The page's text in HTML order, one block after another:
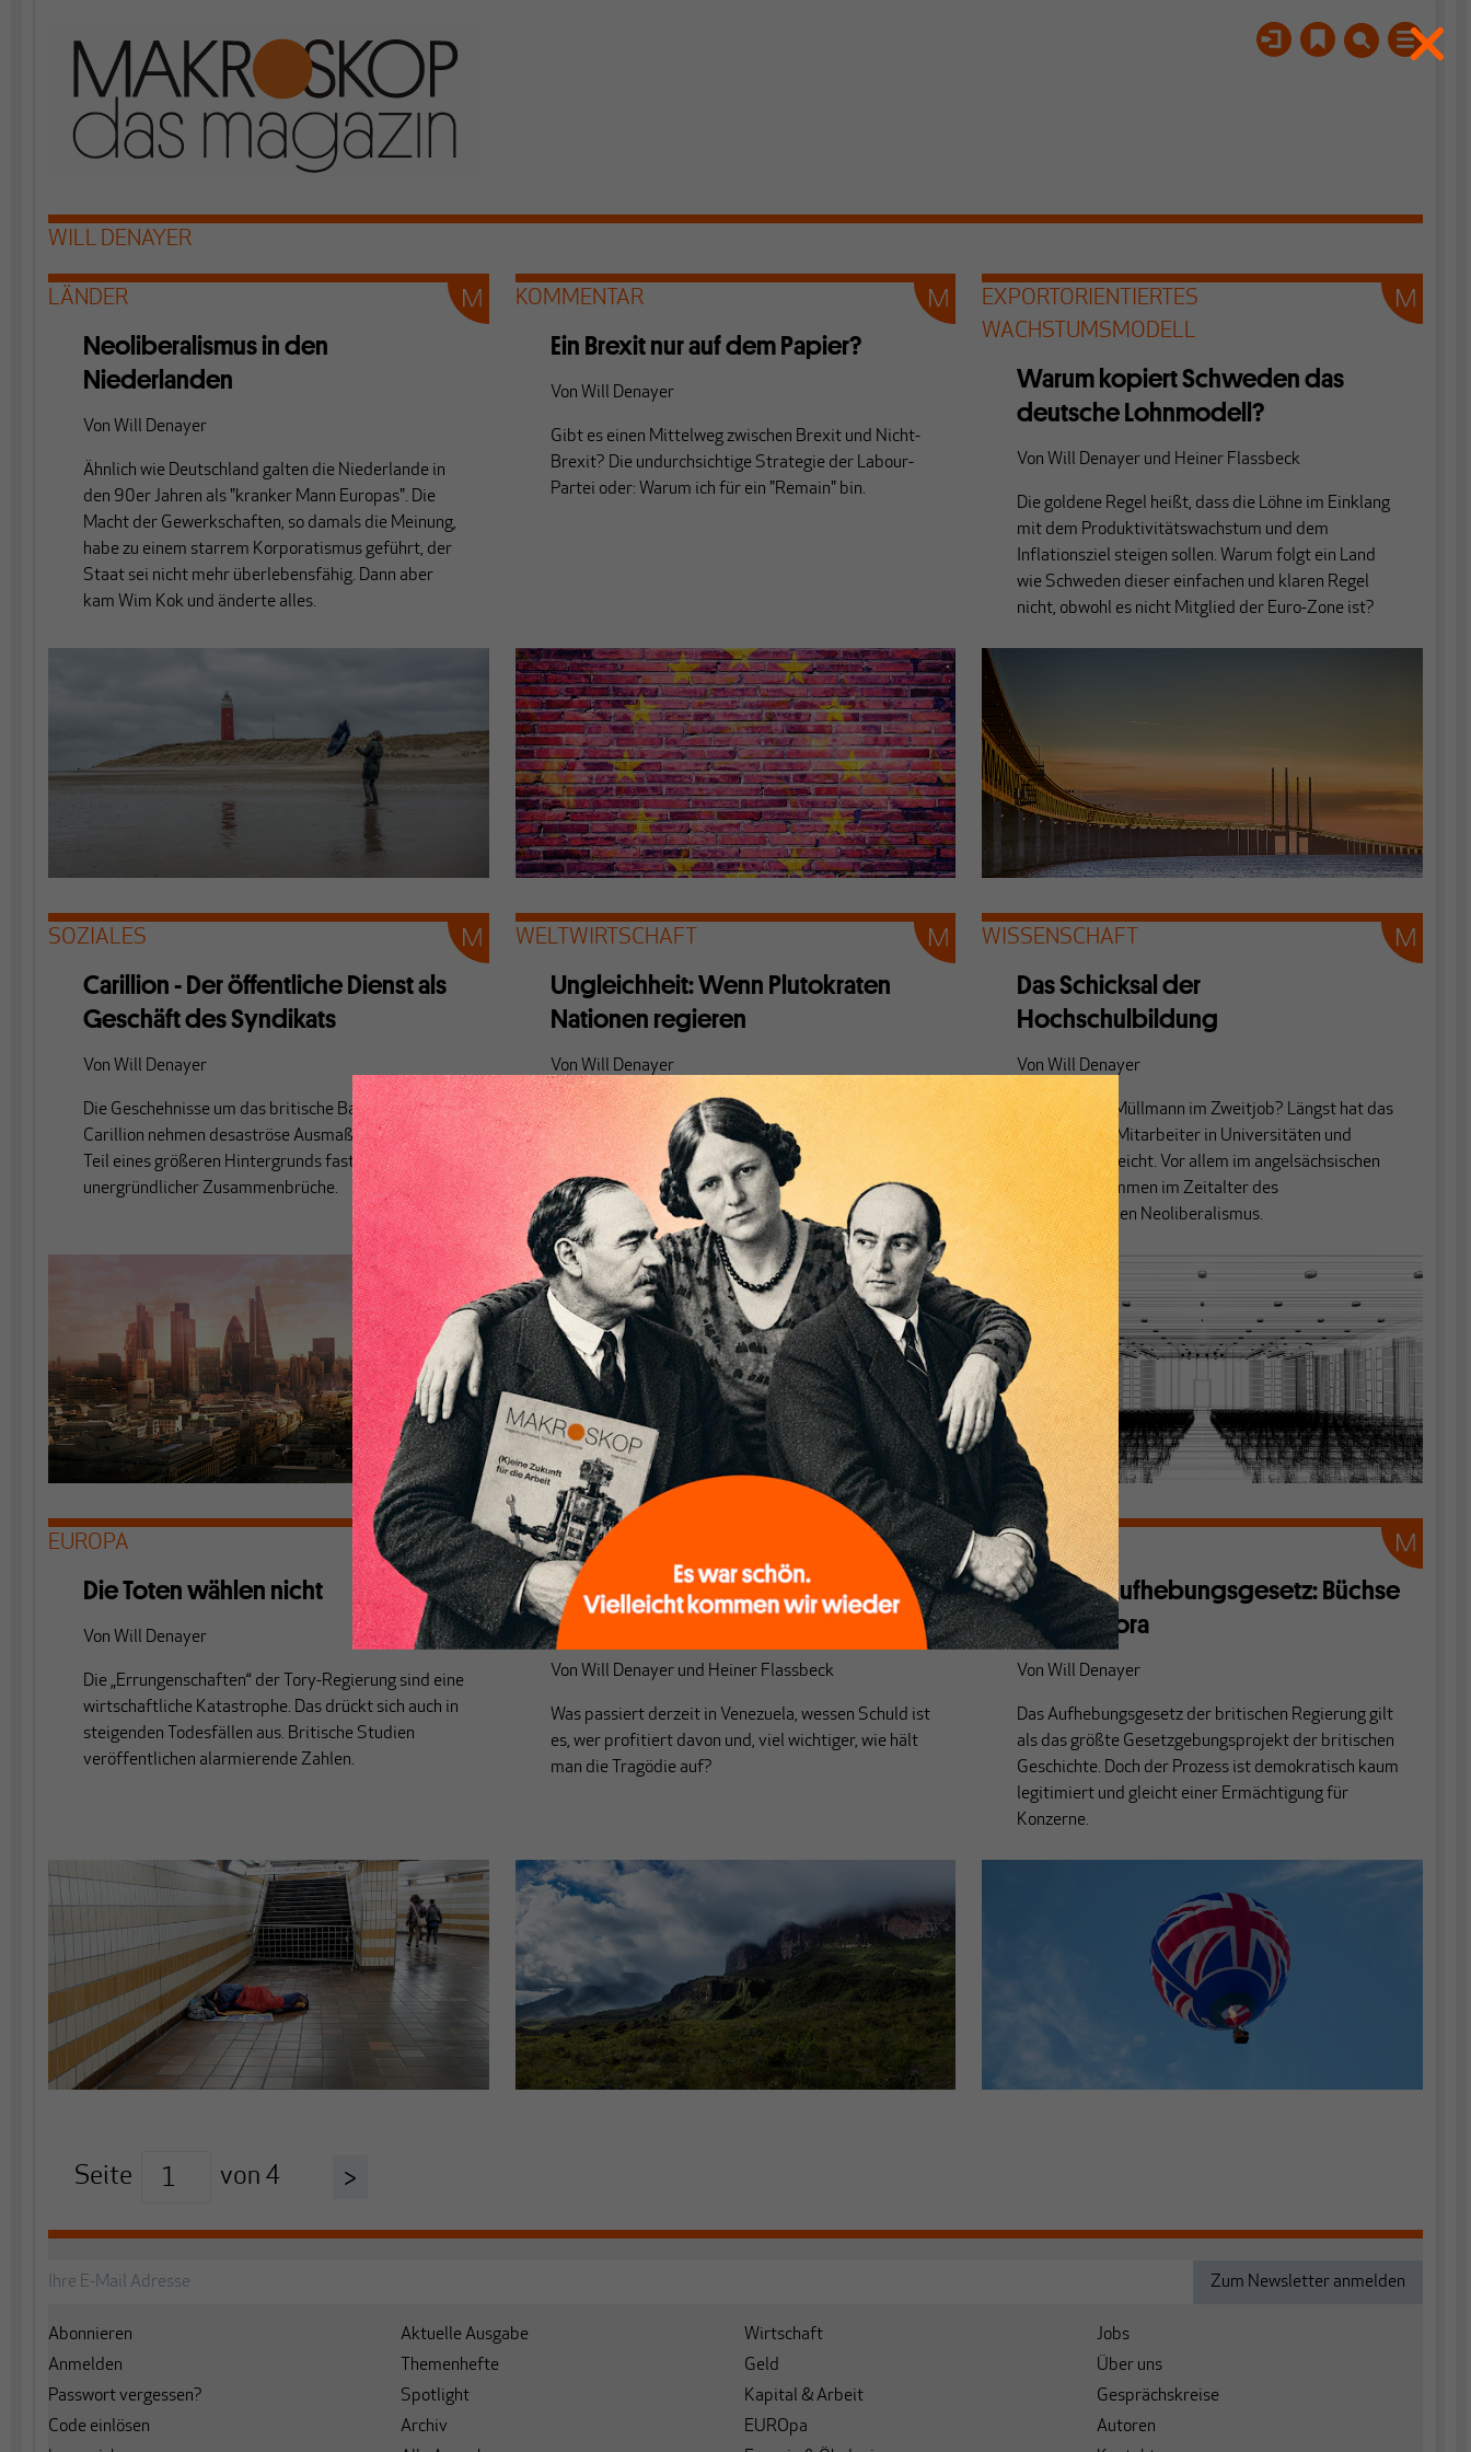
WILL DENAYER
LÄNDER
Neoliberalismus in den
Niederlanden
Von Will Denayer
Ähnlich wie Deutschland galten die Niederlande in
den 90er Jahren als "kranker Mann Europas". Die
Macht der Gewerkschaften, so damals die Meinung,
habe zu einem starrem Korporatismus geführt, der
Staat sei nicht mehr überlebensfähig. Dann aber
kam Wim Kok und änderte alles.
KOMMENTAR
Ein Brexit nur auf dem Papier?
Von Will Denayer
Gibt es einen Mittelweg zwischen Brexit und Nicht-
Brexit? Die undurchsichtige Strategie der Labour-
Partei oder: Warum ich für ein "Remain" bin.
EXPORTORIENTIERTES
WACHSTUMSMODELL
Warum kopiert Schweden das
deutsche Lohnmodell?
Von Will Denayer und Heiner Flassbeck
Die goldene Regel heißt, dass die Löhne im Einklang
mit dem Produktivitätswachstum und dem
Inflationsziel steigen sollen. Warum folgt ein Land
wie Schweden dieser einfachen und klaren Regel
nicht, obwohl es nicht Mitglied der Euro-Zone ist?
SOZIALES
Carillion - Der öffentliche Dienst als
Geschäft des Syndikats
Von Will Denayer
Die Geschehnisse um das britische Bauunternehmen
Carillion nehmen desaströse Ausmaße an. Sie sind
Teil eines größeren Hintergrunds fast
unergründlicher Zusammenbrüche.
WELTWIRTSCHAFT
Ungleichheit: Wenn Plutokraten
Nationen regieren
Von Will Denayer
Überall hört man, dass die Ungleichheit in den
westlichen Industrienationen zwar zu-, global aber
abnehme. Doch das ist ein Mythos. Über das Wie und
Warum von Ungleichheit.
WISSENSCHAFT
Das Schicksal der
Hochschulbildung
Von Will Denayer
Dozenten als Müllmann im Zweitjob? Längst hat das
Prekariat die Mitarbeiter in Universitäten und
Forschung erreicht. Vor allem im angelsächsischen
Raum. Willkommen im Zeitalter des
polytheistischen Neoliberalismus.
EUROPA
Die Toten wählen nicht
Von Will Denayer
Die „Errungenschaften“ der Tory-Regierung sind eine
wirtschaftliche Katastrophe. Das drückt sich auch in
steigenden Todesfällen aus. Britische Studien
veröffentlichen alarmierende Zahlen.
AMERIKA
Venezuela – oder wie schnell linke
Ideen scheitern können
Von Will Denayerund Heiner Flassbeck
Was passiert derzeit in Venezuela, wessen Schuld ist
es, wer profitiert davon und, viel wichtiger, wie hält
man die Tragödie auf?
EU
Großes Aufhebungsgesetz: Büchse
der Pandora
Von Will Denayer
Das Aufhebungsgesetz der britischen Regierung gilt
als das größte Gesetzgebungsprojekt der britischen
Geschichte. Doch der Prozess ist demokratisch kaum
legitimiert und gleicht einer Ermächtigung für
Konzerne.
Seite von 4 >
Abonnieren
Anmelden
Passwort vergessen?
Code einlösen
Aktuelle Ausgabe
Themenhefte
Spotlight
Archiv
Wirtschaft
Geld
Kapital & Arbeit
EUROpa
Jobs
Über uns
Gesprächskreise
Autoren